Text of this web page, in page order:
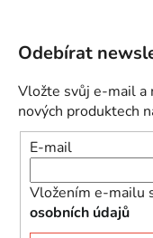
Odebírat
Vložte svůj e-mail a
nových produktech
E-mail
Vložením e-mailu
osobních údajů